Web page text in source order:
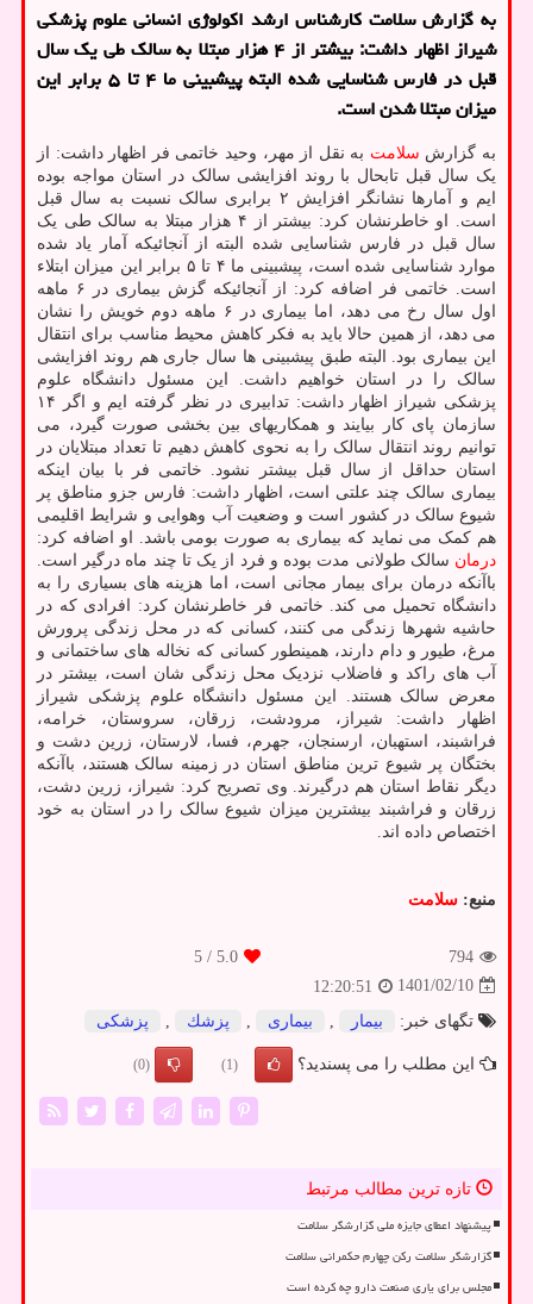
به گزارش سلامت کارشناس ارشد اکولوژی انسانی علوم پزشکی
شیراز اظهار داشت: بیشتر از ۴ هزار مبتلا به سالک طی یک سال
قبل در فارس شناسایی شده البته پیشبینی ما ۴ تا ۵ برابر این
میزان مبتلا شدن است.
به گزارش سلامت به نقل از مهر، وحید خاتمی فر اظهار داشت: از
یک سال قبل تابحال با روند افزایشی سالک در استان مواجه بوده
ایم و آمارها نشانگر افزایش ۲ برابری سالک نسبت به سال قبل
است. او خاطرنشان کرد: بیشتر از ۴ هزار مبتلا به سالک طی یک
سال قبل در فارس شناسایی شده البته از آنجائیکه آمار یاد شده
موارد شناسایی شده است، پیشبینی ما ۴ تا ۵ برابر این میزان ابتلاء
است. خاتمی فر اضافه کرد: از آنجائیکه گزش بیماری در ۶ ماهه
اول سال رخ می دهد، اما بیماری در ۶ ماهه دوم خویش را نشان
می دهد، از همین حالا باید به فکر کاهش محیط مناسب برای انتقال
این بیماری بود. البته طبق پیشبینی ها سال جاری هم روند افزایشی
سالک را در استان خواهیم داشت. این مسئول دانشگاه علوم
پزشکی شیراز اظهار داشت: تدابیری در نظر گرفته ایم و اگر ۱۴
سازمان پای کار بیایند و همکاریهای بین بخشی صورت گیرد، می
توانیم روند انتقال سالک را به نحوی کاهش دهیم تا تعداد مبتلایان در
استان حداقل از سال قبل بیشتر نشود. خاتمی فر با بیان اینکه
بیماری سالک چند علتی است، اظهار داشت: فارس جزو مناطق پر
شیوع سالک در کشور است و وضعیت آب وهوایی و شرایط اقلیمی
هم کمک می نماید که بیماری به صورت بومی باشد. او اضافه کرد:
درمان سالک طولانی مدت بوده و فرد از یک تا چند ماه درگیر است.
باآنکه درمان برای بیمار مجانی است، اما هزینه های بسیاری را به
دانشگاه تحمیل می کند. خاتمی فر خاطرنشان کرد: افرادی که در
حاشیه شهرها زندگی می کنند، کسانی که در محل زندگی پرورش
مرغ، طیور و دام دارند، همینطور کسانی که نخاله های ساختمانی و
آب های راکد و فاضلاب نزدیک محل زندگی شان است، بیشتر در
معرض سالک هستند. این مسئول دانشگاه علوم پزشکی شیراز
اظهار داشت: شیراز، مرودشت، زرقان، سروستان، خرامه،
فراشبند، استهبان، ارسنجان، جهرم، فسا، لارستان، زرین دشت و
بختگان پر شیوع ترین مناطق استان در زمینه سالک هستند، باآنکه
دیگر نقاط استان هم درگیرند. وی تصریح کرد: شیراز، زرین دشت،
زرقان و فراشبند بیشترین میزان شیوع سالک را در استان به خود
اختصاص داده اند.
منبع: سلامت
794
5.0
/ 5
1401/02/10
12:20:51
تگهای خبر:
بیمار بیماری پزشك پزشكی
این مطلب را می پسندید؟ (1)
(0)
تازه ترین مطالب مرتبط
پیشنهاد اعطای جایزه ملی گزارشگر سلامت
گزارشگر سلامت رکن چهارم حکمرانی سلامت
مجلس برای یاری صنعت دارو چه کرده است